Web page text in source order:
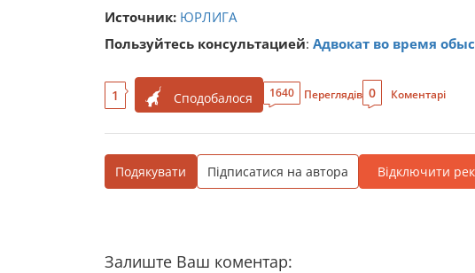
Источник: ЮРЛИГА
Пользуйтесь консультацией: Адвокат во время
1 Сподобалося 1640 Переглядів 0 Коментарі
Подякувати Підписатися на автора Відключити
Залиште Ваш коментар: